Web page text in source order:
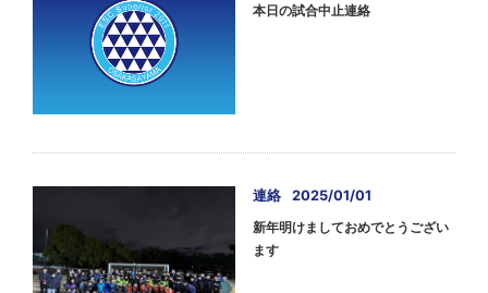
本日の試合中止連絡
連絡
2025/01/01
新年明けましておめでとうござい
ます